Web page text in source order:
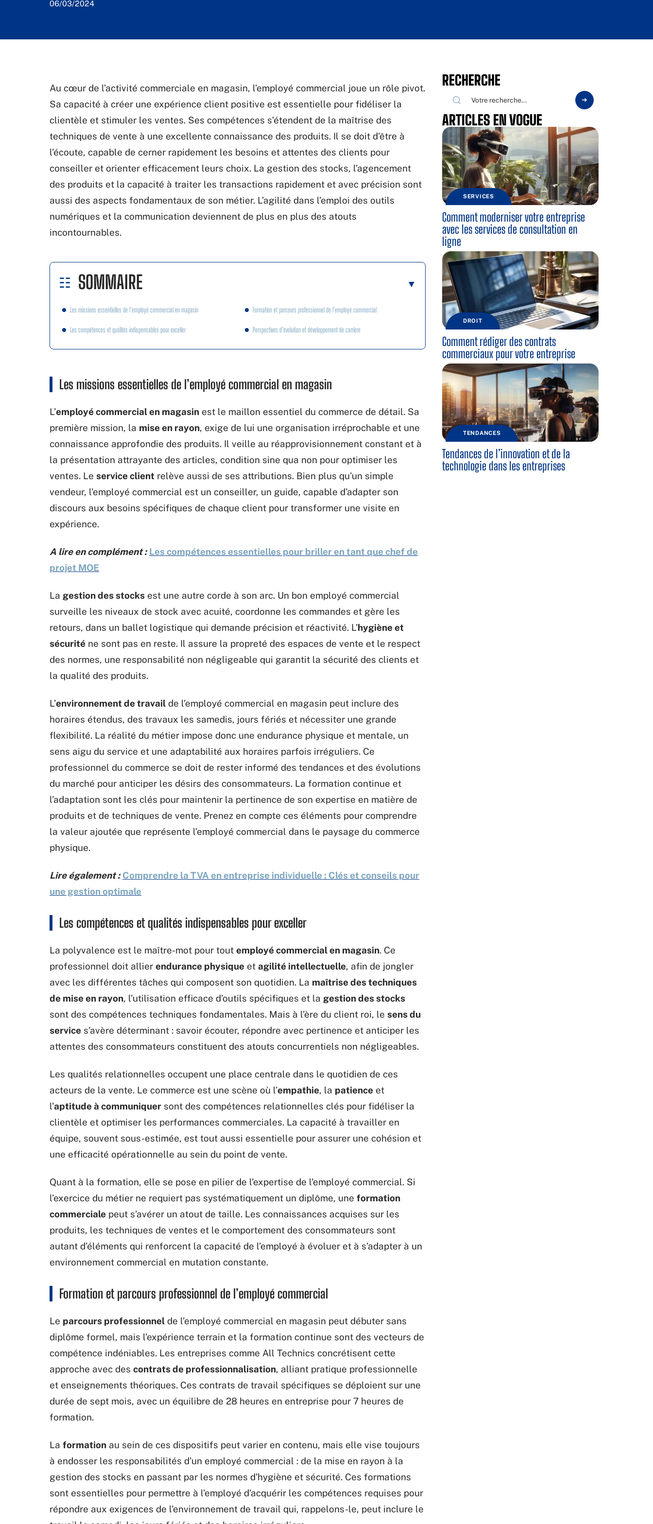
06/03/2024
Au cœur de l’activité commerciale en magasin, l’employé commercial joue un rôle pivot.
Sa capacité à créer une expérience client positive est essentielle pour fidéliser la
clientèle et stimuler les ventes. Ses compétences s’étendent de la maîtrise des
techniques de vente à une excellente connaissance des produits. Il se doit d’être à
l’écoute, capable de cerner rapidement les besoins et attentes des clients pour
conseiller et orienter efficacement leurs choix. La gestion des stocks, l’agencement
des produits et la capacité à traiter les transactions rapidement et avec précision sont
aussi des aspects fondamentaux de son métier. L’agilité dans l’emploi des outils
numériques et la communication deviennent de plus en plus des atouts
incontournables.
SOMMAIRE
Les missions essentielles de l’employé commercial en magasin
Les compétences et qualités indispensables pour exceller
Formation et parcours professionnel de l’employé commercial
Perspectives d’évolution et développement de carrière
Les missions essentielles de l’employé commercial en magasin
L’employé commercial en magasin est le maillon essentiel du commerce de détail. Sa
première mission, la mise en rayon, exige de lui une organisation irréprochable et une
connaissance approfondie des produits. Il veille au réapprovisionnement constant et à
la présentation attrayante des articles, condition sine qua non pour optimiser les
ventes. Le service client relève aussi de ses attributions. Bien plus qu’un simple
vendeur, l’employé commercial est un conseiller, un guide, capable d’adapter son
discours aux besoins spécifiques de chaque client pour transformer une visite en
expérience.
A lire en complément : Les compétences essentielles pour briller en tant que chef de
projet MOE
La gestion des stocks est une autre corde à son arc. Un bon employé commercial
surveille les niveaux de stock avec acuité, coordonne les commandes et gère les
retours, dans un ballet logistique qui demande précision et réactivité. L’hygiène et
sécurité ne sont pas en reste. Il assure la propreté des espaces de vente et le respect
des normes, une responsabilité non négligeable qui garantit la sécurité des clients et
la qualité des produits.
L’environnement de travail de l’employé commercial en magasin peut inclure des
horaires étendus, des travaux les samedis, jours fériés et nécessiter une grande
flexibilité. La réalité du métier impose donc une endurance physique et mentale, un
sens aigu du service et une adaptabilité aux horaires parfois irréguliers. Ce
professionnel du commerce se doit de rester informé des tendances et des évolutions
du marché pour anticiper les désirs des consommateurs. La formation continue et
l’adaptation sont les clés pour maintenir la pertinence de son expertise en matière de
produits et de techniques de vente. Prenez en compte ces éléments pour comprendre
la valeur ajoutée que représente l’employé commercial dans le paysage du commerce
physique.
Lire également : Comprendre la TVA en entreprise individuelle : Clés et conseils pour
une gestion optimale
Les compétences et qualités indispensables pour exceller
La polyvalence est le maître-mot pour tout employé commercial en magasin. Ce
professionnel doit allier endurance physique et agilité intellectuelle, afin de jongler
avec les différentes tâches qui composent son quotidien. La maîtrise des techniques
de mise en rayon, l’utilisation efficace d’outils spécifiques et la gestion des stocks
sont des compétences techniques fondamentales. Mais à l’ère du client roi, le sens du
service s’avère déterminant : savoir écouter, répondre avec pertinence et anticiper les
attentes des consommateurs constituent des atouts concurrentiels non négligeables.
Les qualités relationnelles occupent une place centrale dans le quotidien de ces
acteurs de la vente. Le commerce est une scène où l’empathie, la patience et
l’aptitude à communiquer sont des compétences relationnelles clés pour fidéliser la
clientèle et optimiser les performances commerciales. La capacité à travailler en
équipe, souvent sous-estimée, est tout aussi essentielle pour assurer une cohésion et
une efficacité opérationnelle au sein du point de vente.
Quant à la formation, elle se pose en pilier de l’expertise de l’employé commercial. Si
l’exercice du métier ne requiert pas systématiquement un diplôme, une formation
commerciale peut s’avérer un atout de taille. Les connaissances acquises sur les
produits, les techniques de ventes et le comportement des consommateurs sont
autant d’éléments qui renforcent la capacité de l’employé à évoluer et à s’adapter à un
environnement commercial en mutation constante.
Formation et parcours professionnel de l’employé commercial
Le parcours professionnel de l’employé commercial en magasin peut débuter sans
diplôme formel, mais l’expérience terrain et la formation continue sont des vecteurs de
compétence indéniables. Les entreprises comme All Technics concrétisent cette
approche avec des contrats de professionnalisation, alliant pratique professionnelle
et enseignements théoriques. Ces contrats de travail spécifiques se déploient sur une
durée de sept mois, avec un équilibre de 28 heures en entreprise pour 7 heures de
formation.
La formation au sein de ces dispositifs peut varier en contenu, mais elle vise toujours
à endosser les responsabilités d’un employé commercial : de la mise en rayon à la
gestion des stocks en passant par les normes d’hygiène et sécurité. Ces formations
sont essentielles pour permettre à l’employé d’acquérir les compétences requises pour
répondre aux exigences de l’environnement de travail qui, rappelons-le, peut inclure le
RECHERCHE
ARTICLES EN VOGUE
SERVICES
Comment moderniser votre entreprise
avec les services de consultation en
ligne
DROIT
Comment rédiger des contrats
commerciaux pour votre entreprise
TENDANCES
Tendances de l’innovation et de la
technologie dans les entreprises